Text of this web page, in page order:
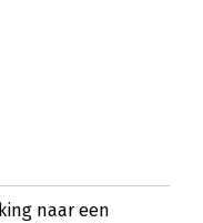
naar een